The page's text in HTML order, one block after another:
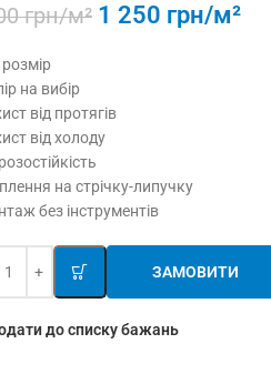
грн/м² 1 250 грн/м²
розмір
на вибір
від протягів
від холоду
на стрічку-липучку
без інструментів
ЗАМОВИТИ
до списку бажань